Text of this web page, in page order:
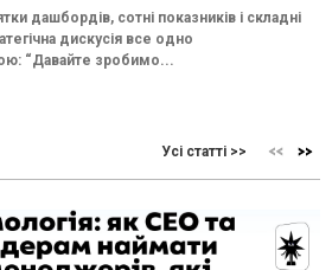
дашбордів, сотні показників і складні
дискусія все одно
“Давайте зробимо...
Усі статті >>